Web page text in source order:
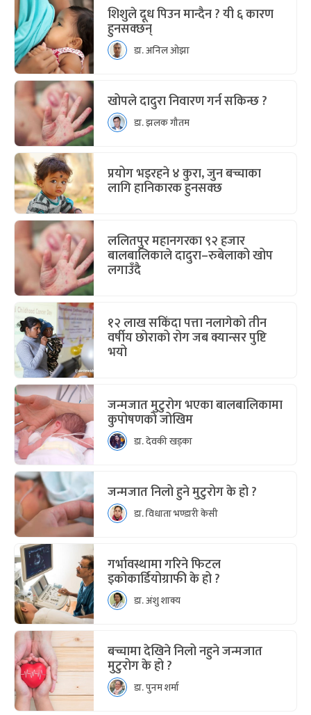
शिशुले दूध पिउन मान्दैन ? यी ६ कारण
हुनसक्छन्
डा. अनिल ओझा
खोपले दादुरा निवारण गर्न सकिन्छ ?
डा. झलक गौतम
प्रयोग भइरहने ४ कुरा, जुन बच्चाका
लागि हानिकारक हुनसक्छ
ललितपुर महानगरका ९२ हजार
बालबालिकाले दादुरा–रुबेलाको खोप
लगाउँदै
१२ लाख सकिंदा पत्ता नलागेको तीन
वर्षीय छोराको रोग जब क्यान्सर पुष्टि
भयो
जन्मजात मुटुरोग भएका बालबालिकामा
कुपोषणको जोखिम
डा. देवकी खड्का
जन्मजात निलो हुने मुटुरोग के हो ?
डा. विधाता भण्डारी केसी
गर्भावस्थामा गरिने फिटल
इकोकार्डियोग्राफी के हो ?
डा. अंशु शाक्य
बच्चामा देखिने निलो नहुने जन्मजात
मुटुरोग के हो ?
डा. पुनम शर्मा